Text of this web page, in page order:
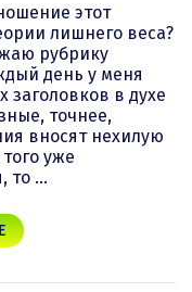
этот
лишнего веса?
рубрику
день у меня
заголовков в духе
точнее,
вносят нехилую
уже
то …